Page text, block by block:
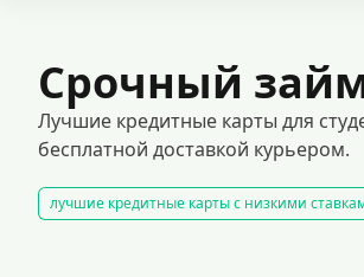
Срочный
Лучшие кредитные карты для
бесплатной доставкой курьером.
лучшие кредитные карты с низкими